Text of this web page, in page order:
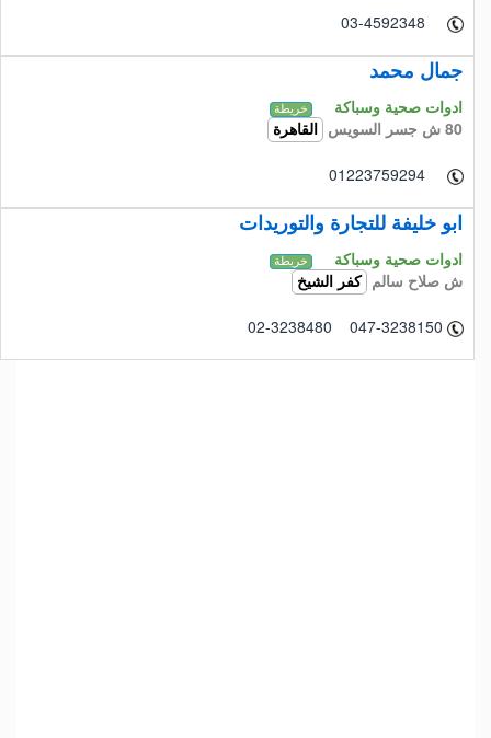
03-4592348
جمال محمد
ادوات صحية وسباكة خريطة
80 ش جسر السويس القاهرة
01223759294
ابو خليفة للتجارة والتوريدات
ادوات صحية وسباكة خريطة
ش صلاح سالم كفر الشيخ
02-3238480 047-3238150